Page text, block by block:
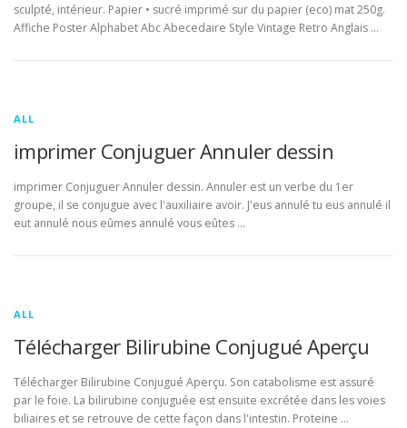
sculpté, intérieur. Papier • sucré imprimé sur du papier (eco) mat 250g.
Affiche Poster Alphabet Abc Abecedaire Style Vintage Retro Anglais …
ALL
imprimer Conjuguer Annuler dessin
imprimer Conjuguer Annuler dessin. Annuler est un verbe du 1er
groupe, il se conjugue avec l'auxiliaire avoir. J'eus annulé tu eus annulé il
eut annulé nous eûmes annulé vous eûtes …
ALL
Télécharger Bilirubine Conjugué Aperçu
Télécharger Bilirubine Conjugué Aperçu. Son catabolisme est assuré
par le foie. La bilirubine conjuguée est ensuite excrétée dans les voies
biliaires et se retrouve de cette façon dans l'intestin. Proteine …